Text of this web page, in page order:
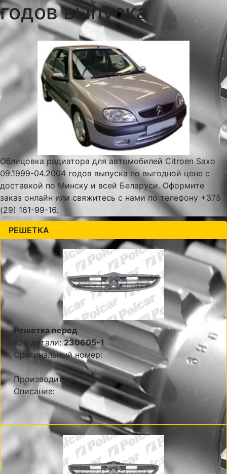
годов выпуска
Облицовка радиатора для автомобилей Citroen Saxo
09.1999-04.2004 годов выпуска по выгодной цене с
доставкой по Минску и всей Беларуси. Оформите
заказ онлайн или свяжитесь с нами по телефону +375
(29) 161-99-16.
РЕШЕТКА
Решетка перед
Код детали:230605-1
Оригинальный номер:
Производитель:
Описание: